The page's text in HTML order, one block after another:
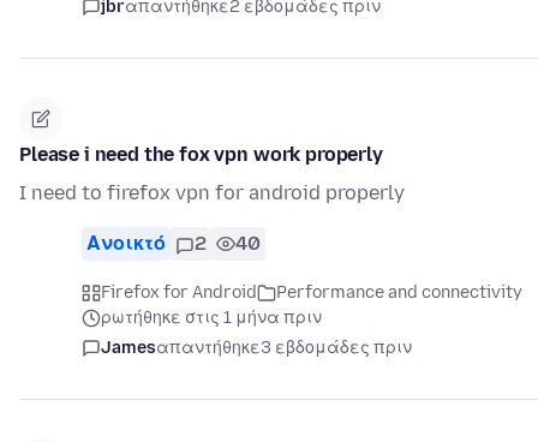
jbrαπαντήθηκε2 εβδομάδες πριν
Please i need the fox vpn work properly
I need to firefox vpn for android properly
Ανοικτό 2 40
Firefox for Android
Performance and connectivity
ρωτήθηκε στις 1 μήνα πριν
Jamesαπαντήθηκε3 εβδομάδες πριν